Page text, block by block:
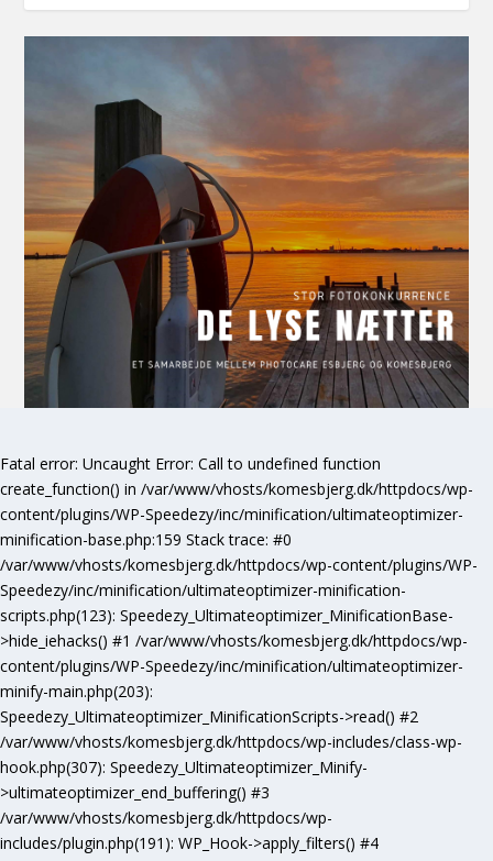
Fatal error: Uncaught Error: Call to undefined function
create_function() in /var/www/vhosts/komesbjerg.dk/httpdocs/wp-
content/plugins/WP-Speedezy/inc/minification/ultimateoptimizer-
minification-base.php:159 Stack trace: #0
/var/www/vhosts/komesbjerg.dk/httpdocs/wp-content/plugins/WP-
Speedezy/inc/minification/ultimateoptimizer-minification-
scripts.php(123): Speedezy_Ultimateoptimizer_MinificationBase-
>hide_iehacks() #1 /var/www/vhosts/komesbjerg.dk/httpdocs/wp-
content/plugins/WP-Speedezy/inc/minification/ultimateoptimizer-
minify-main.php(203):
Speedezy_Ultimateoptimizer_MinificationScripts->read() #2
/var/www/vhosts/komesbjerg.dk/httpdocs/wp-includes/class-wp-
hook.php(307): Speedezy_Ultimateoptimizer_Minify-
>ultimateoptimizer_end_buffering() #3
/var/www/vhosts/komesbjerg.dk/httpdocs/wp-
includes/plugin.php(191): WP_Hook->apply_filters() #4